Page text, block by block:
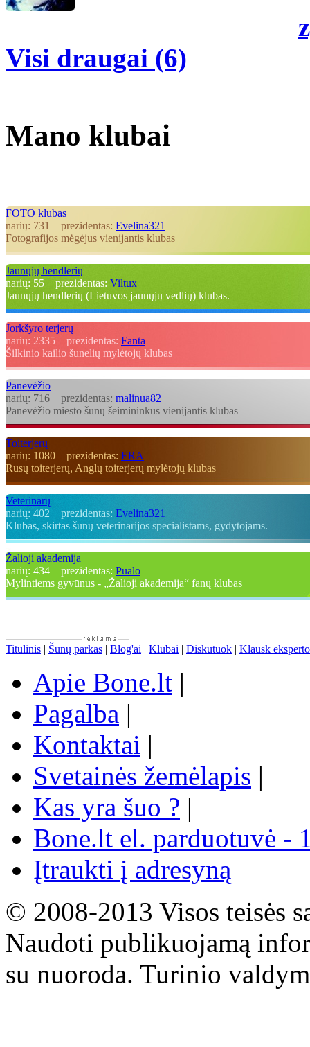
Visi draugai (6)
Mano klubai
FOTO klubas
narių: 731 prezidentas: Evelina321
Fotografijos mėgėjus vienijantis klubas
Jaunųjų hendlerių
narių: 55 prezidentas: Viltux
Jaunųjų hendlerių (Lietuvos jaunųjų vedlių) klubas.
Jorkšyro terjerų
narių: 2335 prezidentas: Fanta
Šilkinio kailio šunelių mylėtojų klubas
Panevėžio
narių: 716 prezidentas: malinua82
Panevėžio miesto šunų šeimininkus vienijantis klubas
Toiterjerų
narių: 1080 prezidentas: ERA
Rusų toiterjerų, Anglų toiterjerų mylėtojų klubas
Veterinarų
narių: 402 prezidentas: Evelina321
Klubas, skirtas šunų veterinarijos specialistams, gydytojams.
Žalioji akademija
narių: 434 prezidentas: Pualo
Mylintiems gyvūnus - „Žalioji akademija“ fanų klubas
Titulinis | Šunų parkas | Blog'ai | Klubai | Diskutuok | Klausk eksperto
Apie Bone.lt |
Pagalba |
Kontaktai |
Svetainės žemėlapis |
Kas yra šuo ? |
Bone.lt el. parduotuvė -
Įtraukti į adresyną
© 2008-2013 Visos teisės
Naudoti publikuojamą
su nuoroda. Turinio